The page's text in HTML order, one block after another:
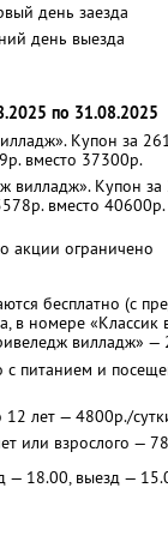
день заезда
день выезда
по 31.08.2025
Купон за
вместо 37300р.
вилладж». Купон за
вместо 40600р.
акции ограничено
бесплатно (с
в номере «Классик
вилладж» —
с питанием и
лет — 4800р./
или взрослого —
— 18.00, выезд —